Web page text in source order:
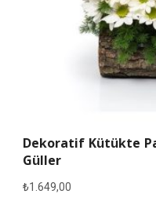
Dekoratif Kütükte
Güller
₺1.649,00